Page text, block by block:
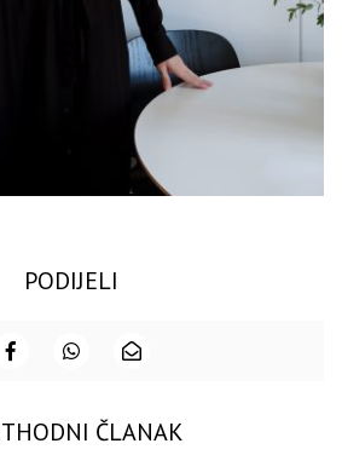
PODIJELI
ČLANAK